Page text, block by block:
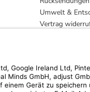
Umwelt &
Vertrag